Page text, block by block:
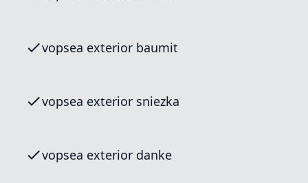
vopsea exterior baumit
vopsea exterior sniezka
vopsea exterior danke